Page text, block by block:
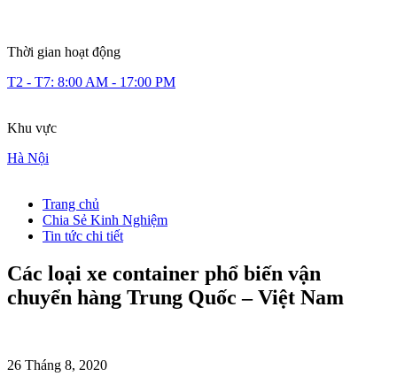
Thời gian hoạt động
T2 - T7: 8:00 AM - 17:00 PM
Khu vực
Hà Nội
Trang chủ
Chia Sẻ Kinh Nghiệm
Tin tức chi tiết
Các loại xe container phổ biến vận
chuyển hàng Trung Quốc – Việt Nam
26 Tháng 8, 2020